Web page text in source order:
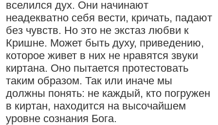
Токио, Япония
Бог, наука и атеизм, часть 2: Хвала
слушателям!
9:25 |17 июля 2024
Атланта, Джорджия, США
вселился дух. Они начинают
неадекватно себя вести, кричать, падают
без чувств. Но это не экстаз любви к
Кришне. Может быть духу, приведению,
которое живет в них не нравятся звуки
киртана. Оно пытается протестовать
таким образом. Так или иначе мы
должны понять: не каждый, кто погружен
в киртан, находится на высочайшем
уровне сознания Бога.
Молитвы Санатаны Госвами к Господу
Чайтанье
29 июля 2026
Ссылки
Контакты
Сайт
Войти |Регистрация|История версий
Инструкция